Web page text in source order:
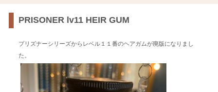
PRISONER lv11 HEIR GUM
プリズナーシリーズからレベル１１番のヘアガムが廃版になりまし
た。